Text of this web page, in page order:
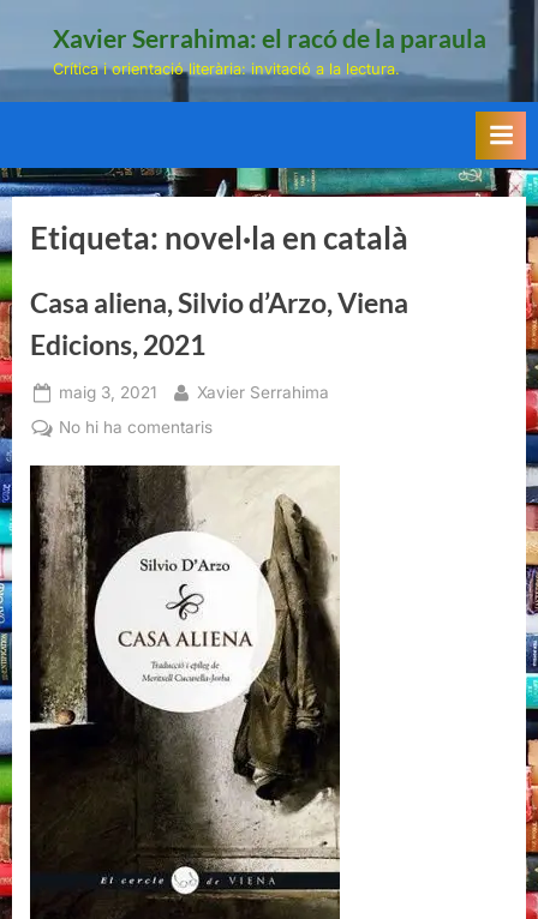
Xavier Serrahima: el racó de la paraula
Crítica i orientació literària: invitació a la lectura.
Etiqueta: novel·la en català
Casa aliena, Silvio d’Arzo, Viena
Edicions, 2021
Posted
on
maig 3, 2021 By
Xavier Serrahima
No hi ha comentarisa
Silvio
d’Arzo,
Viena
Edicions,